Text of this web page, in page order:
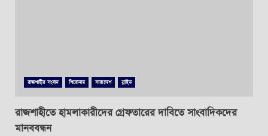
রাজশাহীর সংবাদ শিরোনাম সারাদেশ স্লাইড
রাজশাহীতে হামলাকারীদের গ্রেফতারের দাবিতে সাংবাদিকদের
মানববন্ধন